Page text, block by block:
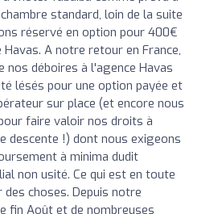
standard, loin de la suite
réservé en option pour 400€
A notre retour en France,
déboires à l'agence Havas
lésés pour une option payée et
sur place (et encore nous
faire valoir nos droits à
descente !) dont nous exigeons
à minima dudit
non usité. Ce qui est en toute
choses. Depuis notre
fin Août et de nombreuses